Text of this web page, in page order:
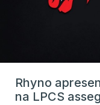
Rhyno
na LPCS